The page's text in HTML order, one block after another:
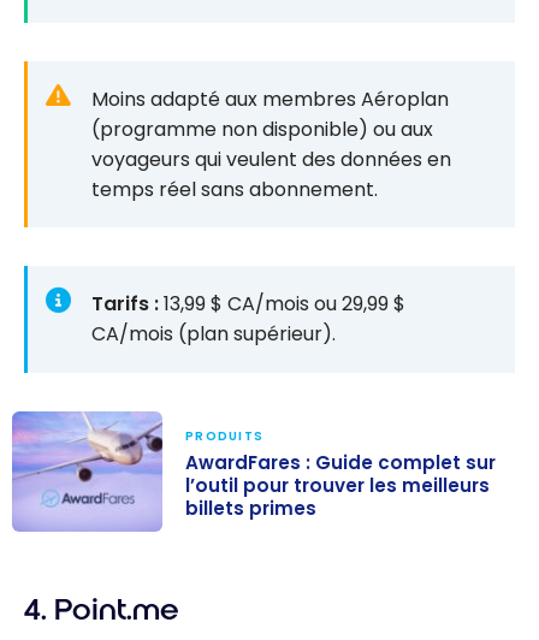
Moins adapté aux membres Aéroplan
(programme non disponible) ou aux
voyageurs qui veulent des données en
temps réel sans abonnement.
Tarifs :13,99 $ CA/mois ou 29,99 $
CA/mois (plan supérieur).
sur l’outil pour
PRODUITS
AwardFares : Guide complet sur
l’outil pour trouver les meilleurs
billets primes
4. Point.me